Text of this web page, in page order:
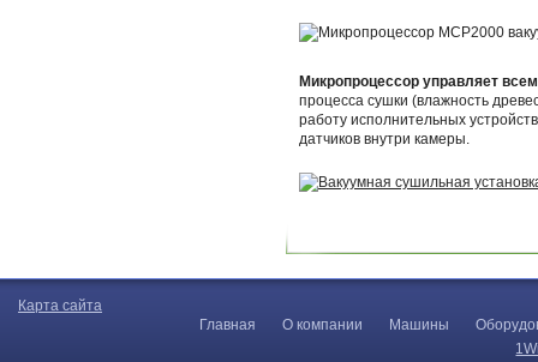
Микропроцессор управляет
процесса сушки (влажность
работу исполнительных
датчиков внутри камеры.
Карта сайта
Главная
О компании Машины